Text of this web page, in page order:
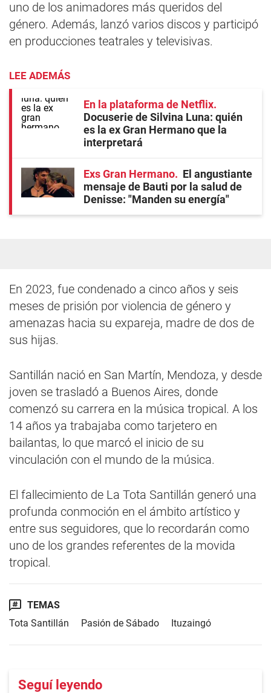
uno de los animadores más queridos del
género. Además, lanzó varios discos y participó
en producciones teatrales y televisivas.
LEE ADEMÁS
En la plataforma de Netflix
Docuserie de Silvina Luna: quién
es la ex Gran Hermano que la
interpretará
Exs Gran Hermano
El angustiante
mensaje de Bauti por la salud de
Denisse: "Manden su energía"
En 2023, fue condenado a cinco años y seis
meses de prisión por violencia de género y
amenazas hacia su expareja, madre de dos de
sus hijas.
Santillán nació en San Martín, Mendoza, y desde
joven se trasladó a Buenos Aires, donde
comenzó su carrera en la música tropical. A los
14 años ya trabajaba como tarjetero en
bailantas, lo que marcó el inicio de su
vinculación con el mundo de la música.
El fallecimiento de La Tota Santillán generó una
profunda conmoción en el ámbito artístico y
entre sus seguidores, que lo recordarán como
uno de los grandes referentes de la movida
tropical.
TEMAS
Tota Santillán
Pasión de Sábado Ituzaingó
Seguí leyendo